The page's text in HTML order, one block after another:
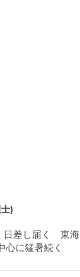
)
日差し届く 東海
心に猛暑続く